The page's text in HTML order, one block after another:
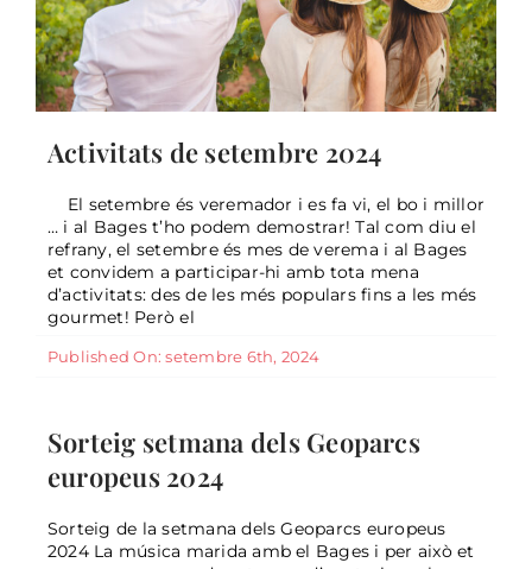
Activitats de setembre 2024
El setembre és veremador i es fa vi, el bo i millor
… i al Bages t’ho podem demostrar! Tal com diu el
refrany, el setembre és mes de verema i al Bages
et convidem a participar-hi amb tota mena
d’activitats: des de les més populars fins a les més
gourmet! Però el
Published On: setembre 6th, 2024
General
Sorteig setmana dels Geoparcs
europeus 2024
Sorteig de la setmana dels Geoparcs europeus
2024 La música marida amb el Bages i per això et